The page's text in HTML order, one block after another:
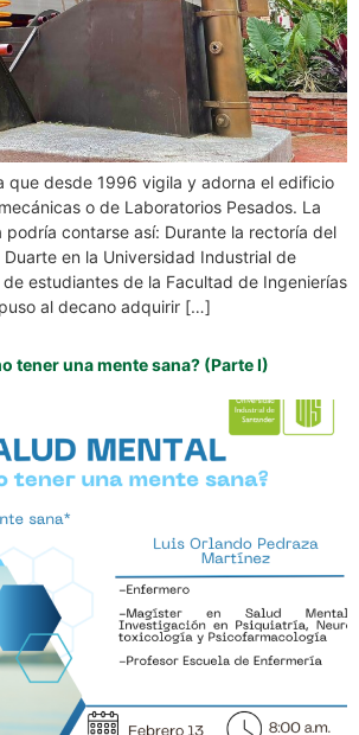
que desde 1996 vigila y adorna el edificio
o de Laboratorios Pesados. La
podría contarse así: Durante la rectoría del
en la Universidad Industrial de
estudiantes de la Facultad de Ingenierías
al decano adquirir […]
tener una mente sana? (Parte I)